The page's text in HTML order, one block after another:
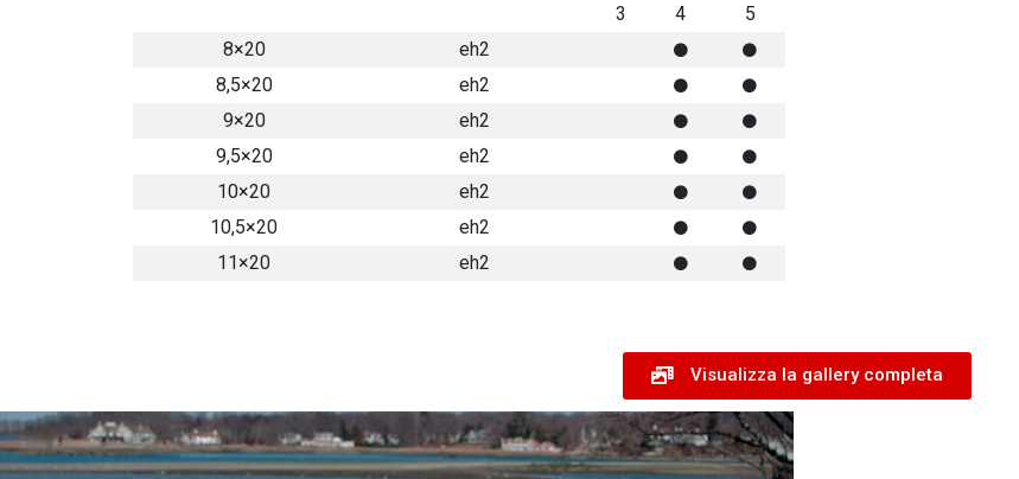
3
4
5
8×20
eh2
8,5×20
eh2
9×20
eh2
9,5×20
eh2
10×20
eh2
10,5×20
eh2
11×20
eh2
Visualizza la gallery completa